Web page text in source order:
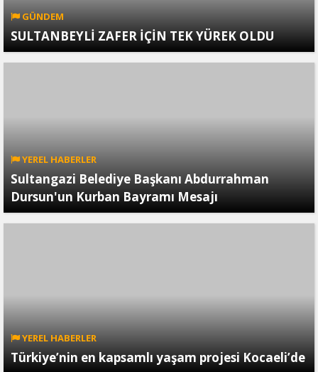
GÜNDEM
SULTANBEYLİ ZAFER İÇİN TEK YÜREK OLDU
YEREL HABERLER
Sultangazi Belediye Başkanı Abdurrahman
Dursun'un Kurban Bayramı Mesajı
YEREL HABERLER
Türkiye’nin en kapsamlı yaşam projesi Kocaeli’de